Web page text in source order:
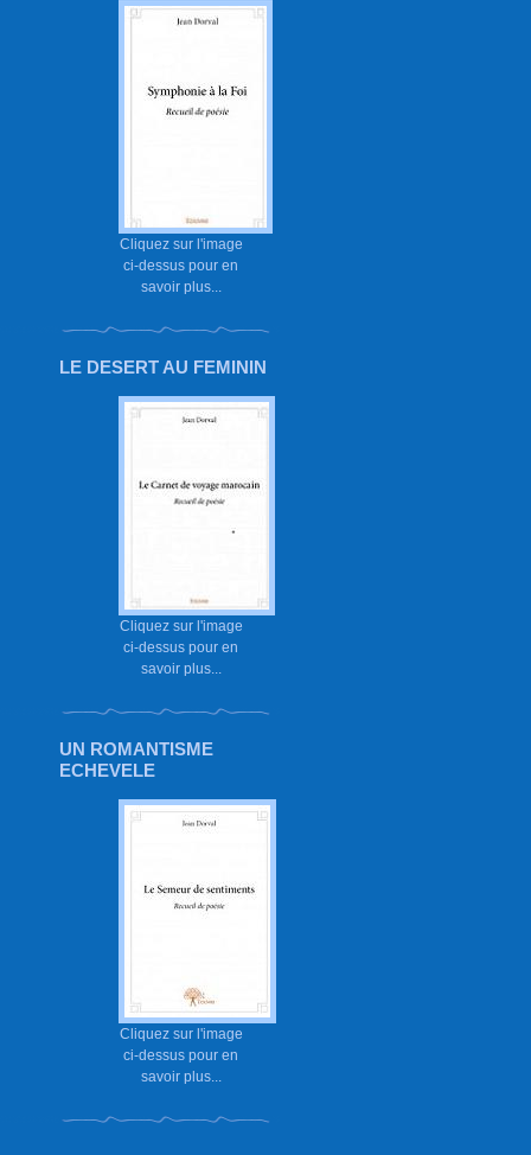
Cliquez sur l'image
ci-dessus pour en
savoir plus...
LE DESERT AU FEMININ
Cliquez sur l'image
ci-dessus pour en
savoir plus...
UN ROMANTISME
ECHEVELE
Cliquez sur l'image
ci-dessus pour en
savoir plus...